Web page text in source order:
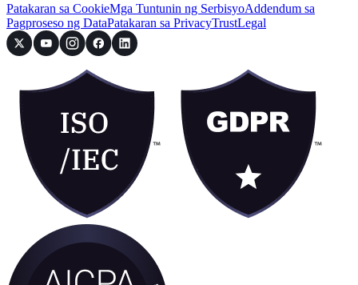
Patakaran sa CookieMga Tuntunin ng SerbisyoAddendum sa
Pagproseso ng DataPatakaran sa PrivacyTrustLegal